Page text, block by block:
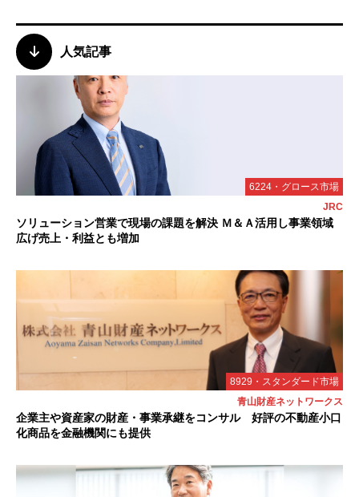
人気記事
6224・グロース市場
JRC
ソリューション営業で現場の課題を解決 Ｍ＆Ａ活用し事業領域
広げ売上・利益とも増加
8929・スタンダード市場
青山財産ネットワークス
企業主や資産家の財産・事業承継をコンサル 好評の不動産小口
化商品を金融機関にも提供